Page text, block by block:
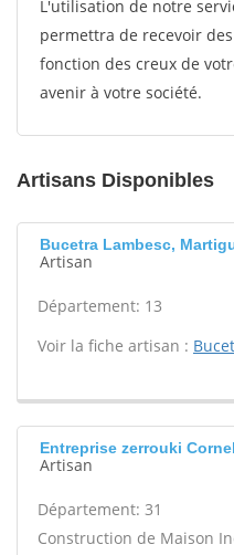
L'utilisation de notre
permettra de recevoir
fonction des creux de
avenir à votre société.
Artisans Disponibles
Bucetra Lambesc,
Artisan
Département: 13
Voir la fiche artisan :
Entreprise zerrouki
Artisan
Département: 31
Construction de Maison